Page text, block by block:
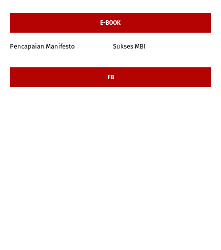
E-BOOK
Pencapaian Manifesto Sukses MBI
FB